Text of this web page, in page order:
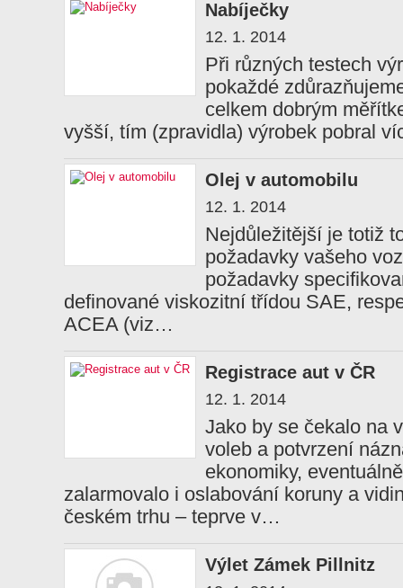
Nabíječky
12. 1. 2014
Při různých testech
pokaždé
celkem dobrým
vyšší, tím (zpravidla) výrobek pobral
Olej v automobilu
12. 1. 2014
Nejdůležitější je totiž
požadavky vašeho
požadavky
definované viskozitní třídou SAE,
ACEA (viz…
Registrace aut v ČR
12. 1. 2014
Jako by se čekalo na
voleb a potvrzení
ekonomiky,
zalarmovalo i oslabování koruny a
českém trhu – teprve v…
Výlet Zámek Pillnitz